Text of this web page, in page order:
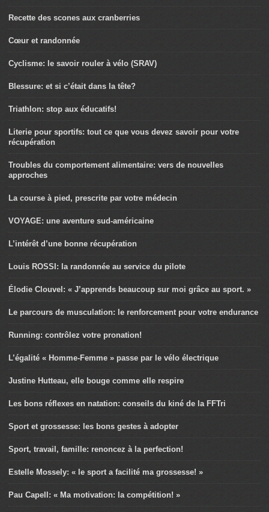
Recette des scones aux cranberries
Cœur et randonnée
Cyclisme: le savoir rouler à vélo (SRAV)
Blessure: et si c’était dans la tête?
Triathlon: stop aux éducatifs!
Literie pour sportifs: tout ce que vous devez savoir pour votre
récupération
Troubles du comportement alimentaire: vers de nouvelles
approches
La course à pied, prescrite par votre médecin
VOYAGE: une aventure sud-américaine
L’intérêt d’une bonne récupération
Louis ROSSI: la randonnée au service du pilote
Élodie Clouvel: « J’apprends beaucoup sur moi grâce au sport. »
Le parcours de musculation: le renforcement pour votre endurance
Running: contrôlez votre pronation!
L’égalité « Homme-Femme » passe par le vélo électrique
Justine Hutteau, elle bouge comme elle respire
Les bons réflexes en natation: conseils du kiné de la FFTri
Sport et grossesse: les bons gestes à adopter
Sport, travail, famille: renoncez à la perfection!
Estelle Mossely: « le sport a facilité ma grossesse! »
Pau Capell: « Ma motivation: la compétition! »